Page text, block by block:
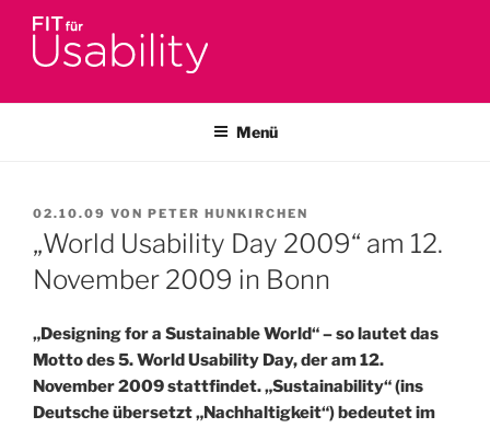
Zum
Inhalt
springen
FIT FÜR USABILITY
Menü
VERÖFFENTLICHT
AM
02.10.09 VON PETER HUNKIRCHEN
„World Usability Day 2009“ am 12.
November 2009 in Bonn
„Designing for a Sustainable World“ – so lautet das
Motto des 5. World Usability Day, der am 12.
November 2009 stattfindet. „Sustainability“ (ins
Deutsche übersetzt „Nachhaltigkeit“) bedeutet im